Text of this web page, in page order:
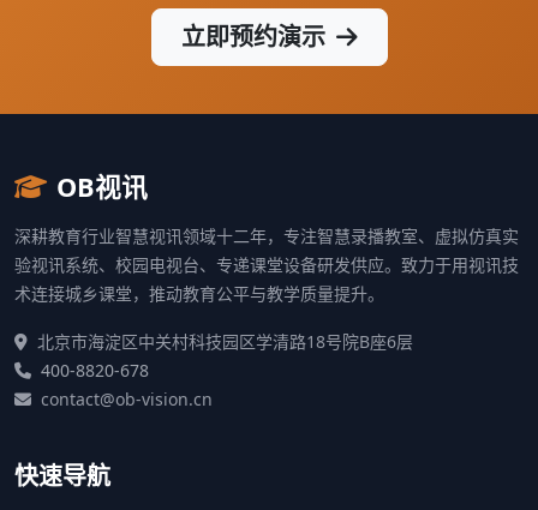
立即预约演示
OB视讯
深耕教育行业智慧视讯领域十二年，专注智慧录播教室、虚拟仿真实
验视讯系统、校园电视台、专递课堂设备研发供应。致力于用视讯技
术连接城乡课堂，推动教育公平与教学质量提升。
北京市海淀区中关村科技园区学清路18号院B座6层
400-8820-678
contact@ob-vision.cn
快速导航